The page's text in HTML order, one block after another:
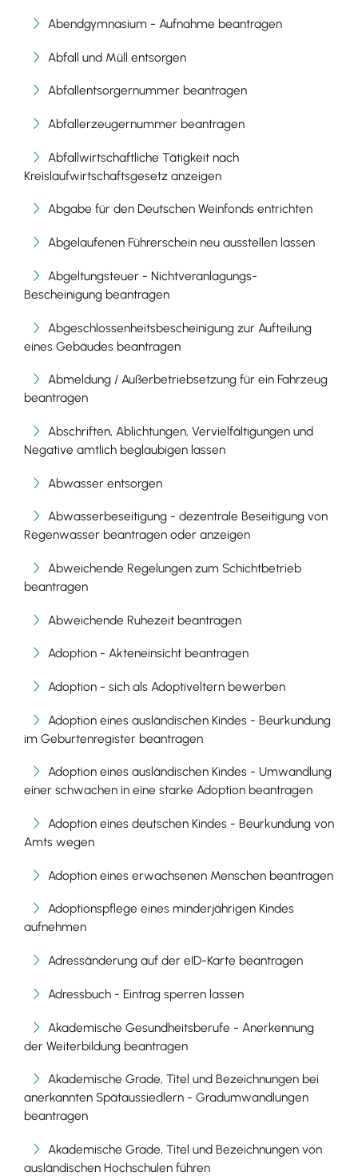
Abendgymnasium - Aufnahme beantragen
Abfall und Müll entsorgen
Abfallentsorgernummer beantragen
Abfallerzeugernummer beantragen
Abfallwirtschaftliche Tätigkeit nach
Kreislaufwirtschaftsgesetz anzeigen
Abgabe für den Deutschen Weinfonds entrichten
Abgelaufenen Führerschein neu ausstellen lassen
Abgeltungsteuer - Nichtveranlagungs-
Bescheinigung beantragen
Abgeschlossenheitsbescheinigung zur Aufteilung
eines Gebäudes beantragen
Abmeldung / Außerbetriebsetzung für ein Fahrzeug
beantragen
Abschriften, Ablichtungen, Vervielfältigungen und
Negative amtlich beglaubigen lassen
Abwasser entsorgen
Abwasserbeseitigung - dezentrale Beseitigung von
Regenwasser beantragen oder anzeigen
Abweichende Regelungen zum Schichtbetrieb
beantragen
Abweichende Ruhezeit beantragen
Adoption - Akteneinsicht beantragen
Adoption - sich als Adoptiveltern bewerben
Adoption eines ausländischen Kindes - Beurkundung
im Geburtenregister beantragen
Adoption eines ausländischen Kindes - Umwandlung
einer schwachen in eine starke Adoption beantragen
Adoption eines deutschen Kindes - Beurkundung von
Amts wegen
Adoption eines erwachsenen Menschen beantragen
Adoptionspflege eines minderjährigen Kindes
aufnehmen
Adressänderung auf der eID-Karte beantragen
Adressbuch - Eintrag sperren lassen
Akademische Gesundheitsberufe - Anerkennung
der Weiterbildung beantragen
Akademische Grade, Titel und Bezeichnungen bei
anerkannten Spätaussiedlern - Gradumwandlungen
beantragen
Akademische Grade, Titel und Bezeichnungen von
ausländischen Hochschulen führen